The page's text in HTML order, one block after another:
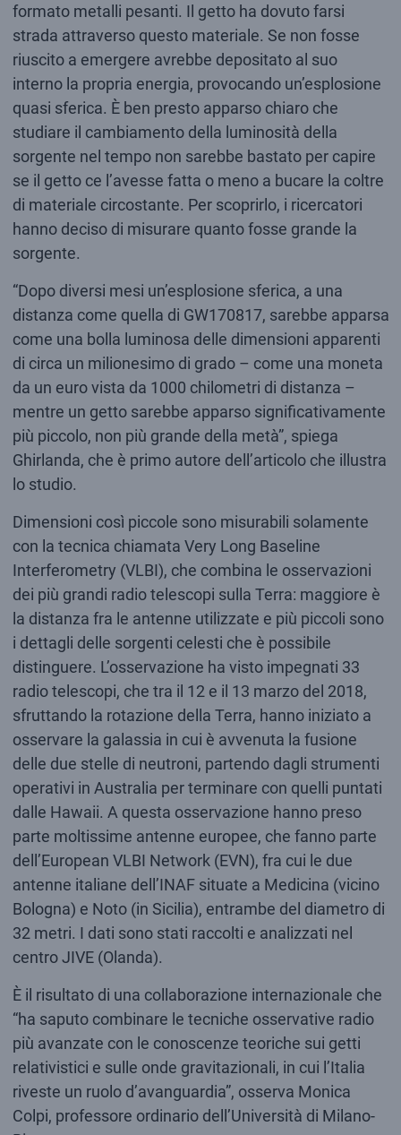
formato metalli pesanti. Il getto ha dovuto farsi
strada attraverso questo materiale. Se non fosse
riuscito a emergere avrebbe depositato al suo
interno la propria energia, provocando un’esplosione
quasi sferica. È ben presto apparso chiaro che
studiare il cambiamento della luminosità della
sorgente nel tempo non sarebbe bastato per capire
se il getto ce l’avesse fatta o meno a bucare la coltre
di materiale circostante. Per scoprirlo, i ricercatori
hanno deciso di misurare quanto fosse grande la
sorgente.
“Dopo diversi mesi un’esplosione sferica, a una
distanza come quella di GW170817, sarebbe apparsa
come una bolla luminosa delle dimensioni apparenti
di circa un milionesimo di grado – come una moneta
da un euro vista da 1000 chilometri di distanza –
mentre un getto sarebbe apparso significativamente
più piccolo, non più grande della metà”, spiega
Ghirlanda, che è primo autore dell’articolo che illustra
lo studio.
Dimensioni così piccole sono misurabili solamente
con la tecnica chiamata Very Long Baseline
Interferometry (VLBI), che combina le osservazioni
dei più grandi radio telescopi sulla Terra: maggiore è
la distanza fra le antenne utilizzate e più piccoli sono
i dettagli delle sorgenti celesti che è possibile
distinguere. L’osservazione ha visto impegnati 33
radio telescopi, che tra il 12 e il 13 marzo del 2018,
sfruttando la rotazione della Terra, hanno iniziato a
osservare la galassia in cui è avvenuta la fusione
delle due stelle di neutroni, partendo dagli strumenti
operativi in Australia per terminare con quelli puntati
dalle Hawaii. A questa osservazione hanno preso
parte moltissime antenne europee, che fanno parte
dell’European VLBI Network (EVN), fra cui le due
antenne italiane dell’INAF situate a Medicina (vicino
Bologna) e Noto (in Sicilia), entrambe del diametro di
32 metri. I dati sono stati raccolti e analizzati nel
centro JIVE (Olanda).
È il risultato di una collaborazione internazionale che
“ha saputo combinare le tecniche osservative radio
più avanzate con le conoscenze teoriche sui getti
relativistici e sulle onde gravitazionali, in cui l’Italia
riveste un ruolo d’avanguardia”, osserva Monica
Colpi, professore ordinario dell’Università di Milano-